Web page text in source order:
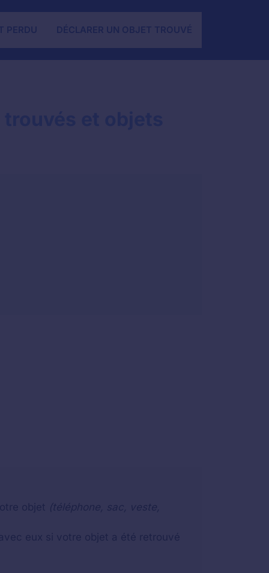
PERDU DÉCLARER UN OBJET TROUVÉ
objet (téléphone, sac, veste,
eux si votre objet a été retrouvé